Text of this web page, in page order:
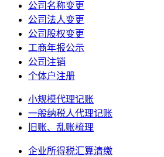
公司名称变更
公司法人变更
公司股权变更
工商年报公示
公司注销
个体户注册
小规模代理记账
一般纳税人代理记账
旧账、乱账梳理
企业所得税汇算清缴